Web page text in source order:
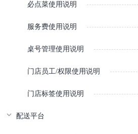
必点菜使用说明
服务费使用说明
桌号管理使用说明
门店员工/权限使用说明
门店标签使用说明
配送平台